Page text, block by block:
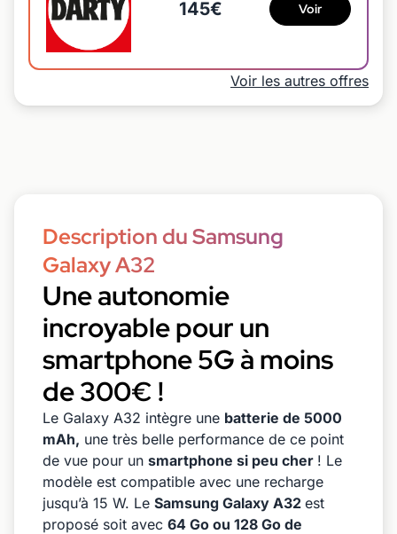
145€ Voir
Voir les autres offres
Description du Samsung
Galaxy A32
Une autonomie
incroyable pour un
smartphone 5G à moins
de 300€ !
Le Galaxy A32 intègre une batterie de 5000
mAh, une très belle performance de ce point
de vue pour un smartphone si peu cher ! Le
modèle est compatible avec une recharge
jusqu’à 15 W. Le Samsung Galaxy A32 est
proposé soit avec 64 Go ou 128 Go de